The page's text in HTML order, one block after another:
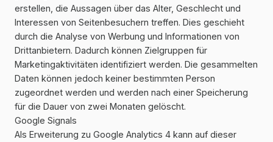
erstellen, die Aussagen über das Alter, Geschlecht und
Interessen von Seitenbesuchern treffen. Dies geschieht
durch die Analyse von Werbung und Informationen von
Drittanbietern. Dadurch können Zielgruppen für
Marketingaktivitäten identifiziert werden. Die gesammelten
Daten können jedoch keiner bestimmten Person
zugeordnet werden und werden nach einer Speicherung
für die Dauer von zwei Monaten gelöscht.
Google Signals
Als Erweiterung zu Google Analytics 4 kann auf dieser